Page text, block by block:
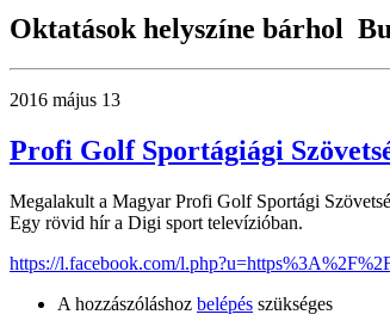
Oktatások helyszíne bárhol
2016 május 13
Profi Golf Sportágiági
Megalakult a Magyar Profi Golf Sportági
Egy rövid hír a Digi sport televízióban.
https://l.facebook.com/
A hozzászóláshoz belépés szükséges